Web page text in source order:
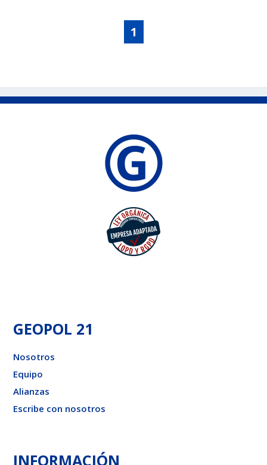
1
GEOPOL 21
Nosotros
Equipo
Alianzas
Escribe con nosotros
INFORMACIÓN